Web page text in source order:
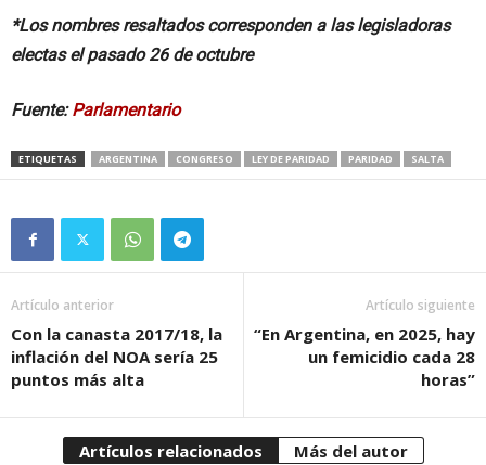
*Los nombres resaltados corresponden a las legisladoras
electas el pasado 26 de octubre
Fuente:Parlamentario
ETIQUETAS ARGENTINA CONGRESO LEY DE PARIDAD PARIDAD SALTA
Artículo anterior
Con la canasta 2017/18, la
inflación del NOA sería 25
puntos más alta
Artículo siguiente
“En Argentina, en 2025, hay
un femicidio cada 28
horas”
Artículos relacionados Más del autor